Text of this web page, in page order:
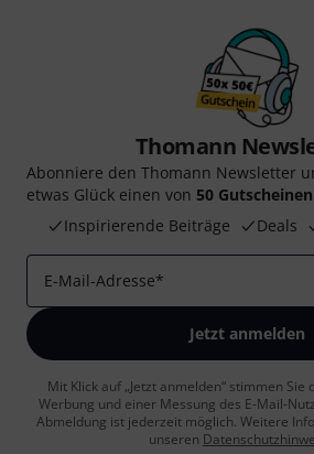
Thomann
Abonniere den Thomann Newsletter
etwas Glück einen von 50 Gutscheinen
Inspirierende Beiträge
Deals
E-Mail-Adresse*
Jetzt anmelden
Mit Klick auf „Jetzt anmelden“ stimmen Sie
Werbung und einer Messung des E-Mail-
Abmeldung ist jederzeit möglich. Weitere
unseren